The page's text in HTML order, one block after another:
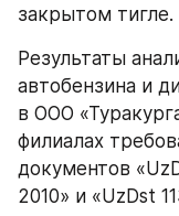
закрытом тигле.
Результаты
автобензина и
в ООО
филиалах
документов
2010» и «UzDst